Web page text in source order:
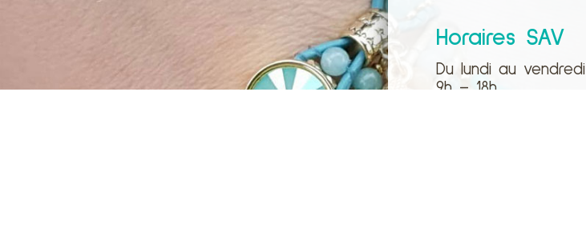
Horaires SAV
Du lundi au vendredi
9h – 18h